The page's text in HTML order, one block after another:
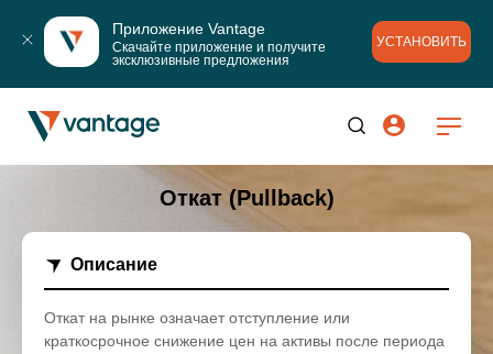
Приложение Vantage
Скачайте приложение и получите
эксклюзивные предложения
УСТАНОВИТЬ
Откат (Pullback)
Описание
Откат на рынке означает отступление или
краткосрочное снижение цен на активы после периода